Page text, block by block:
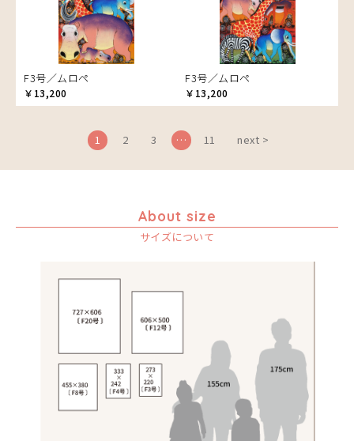
夕日
ライオン
漁
ワニ
Price
～￥10,000
￥10,001～20,000
￥20,001～30,000
￥40,001～60,000
￥60,001～80,000
￥100,001～
アダム
アパイ
アブー
アブダラ
アマニ
カンビリ
コルンバ
サビティ
サンデイ
シャハ
シャバーニ
ジャリブーニ
チャリンダ
ドゥケ
ナココ
ベッカー
マウラーナ
マジドゥ
マブサ
マリキータ
ヤフィドゥ
ラシッド.ムズグノ
ラシディ
ルーカス
規格外S
規格外L
アートフレーム
検索
F3号／ムロペ
￥13,200
F3号／ムロペ
￥13,200
1 2 3 … 11 next >
About size
サイズについて